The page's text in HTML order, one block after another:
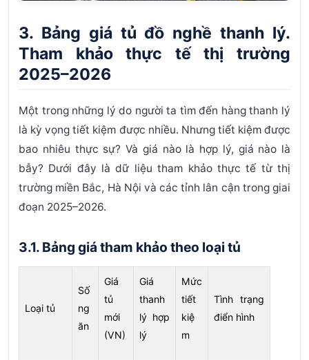
3. Bảng giá tủ đồ nghề thanh lý.
Tham khảo thực tế thị trường
2025–2026
Một trong những lý do người ta tìm đến hàng thanh lý
là kỳ vọng tiết kiệm được nhiều. Nhưng tiết kiệm được
bao nhiêu thực sự? Và giá nào là hợp lý, giá nào là
bẫy? Dưới đây là dữ liệu tham khảo thực tế từ thị
trường miền Bắc, Hà Nội và các tỉnh lân cận trong giai
đoạn 2025–2026.
3.1. Bảng giá tham khảo theo loại tủ
Loại tủ
Số
ng
ăn
Giá
tủ
mới
(VN)
Giá
thanh
lý hợp
lý
Mức
tiết
kiệ
m
Tình trạng
điển hình